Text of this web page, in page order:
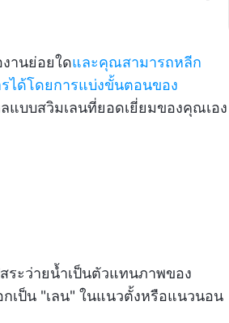
านย่อยใดและคุณสามารถหลีก
ได้โดยการแบ่งขั้นตอนของ
แบบสวิมเลนที่ยอดเยี่ยมของคุณเอง
ระว่ายน้ำเป็นตัวแทนภาพของ
เป็น "เลน" ในแนวตั้งหรือแนวนอน